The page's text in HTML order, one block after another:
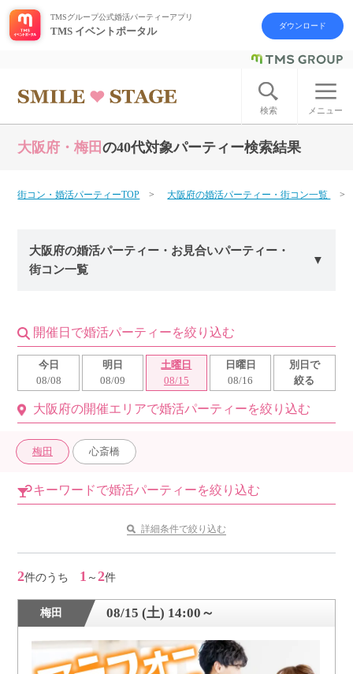
ログイン アカウント登録
はじめての方へ
今週の婚活パーティー
よくあるご質問
お問い合わせ
利用規約
個人情報保護方針launch
子どもの安全基準に関するポリシー
公式アカウントで最新情報を配信中！
PR
約1,300店の中から
おすすめの優良結婚相談所をご紹介
TMSグループ公式婚活パーティーアプリ
TMS イベントポータル ダウンロード
検索 メニュー
大阪府・梅田の40代対象パーティー検索結果
街コン・婚活パーティーTOP 大阪府の婚活パーティー・街コン一覧
大阪府の婚活パーティー・お見合いパーティー・
街コン一覧
開催日で婚活パーティーを絞り込む
今日
08/08
明日
08/09
土曜日
08/15
日曜日
08/16
別日で
絞る
大阪府の開催エリアで婚活パーティーを絞り込む
梅田 心斎橋
キーワードで婚活パーティーを絞り込む
詳細条件で絞り込む
2件のうち 1 ～2件
梅田 08/15 (土) 14:00～